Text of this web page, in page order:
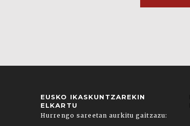
EUSKO IKASKUNTZAREKIN
ELKARTU
Hurrengo sareetan aurkitu gaitzazu: